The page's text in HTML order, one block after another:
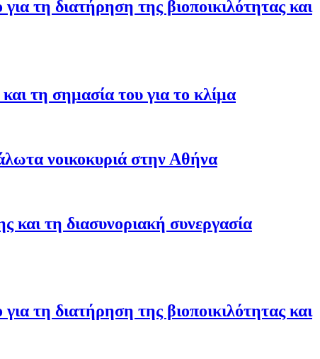
τη διατήρηση της βιοποικιλότητας και
τη σημασία του για το κλίμα
νοικοκυριά στην Αθήνα
και τη διασυνοριακή συνεργασία
τη διατήρηση της βιοποικιλότητας και